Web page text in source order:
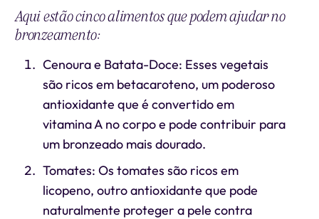
Aqui estão cinco alimentos que podem ajudar no
bronzeamento:
Cenoura e Batata-Doce: Esses vegetais
são ricos em betacaroteno, um poderoso
antioxidante que é convertido em
vitamina A no corpo e pode contribuir para
um bronzeado mais dourado.
Tomates: Os tomates são ricos em
licopeno, outro antioxidante que pode
naturalmente proteger a pele contra